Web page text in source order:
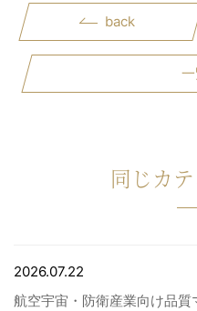
back
同じカ
2026.07.22
航空宇宙・防衛産業向け品